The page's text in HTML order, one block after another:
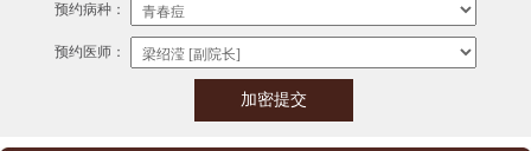
预约病种：
预约医师：